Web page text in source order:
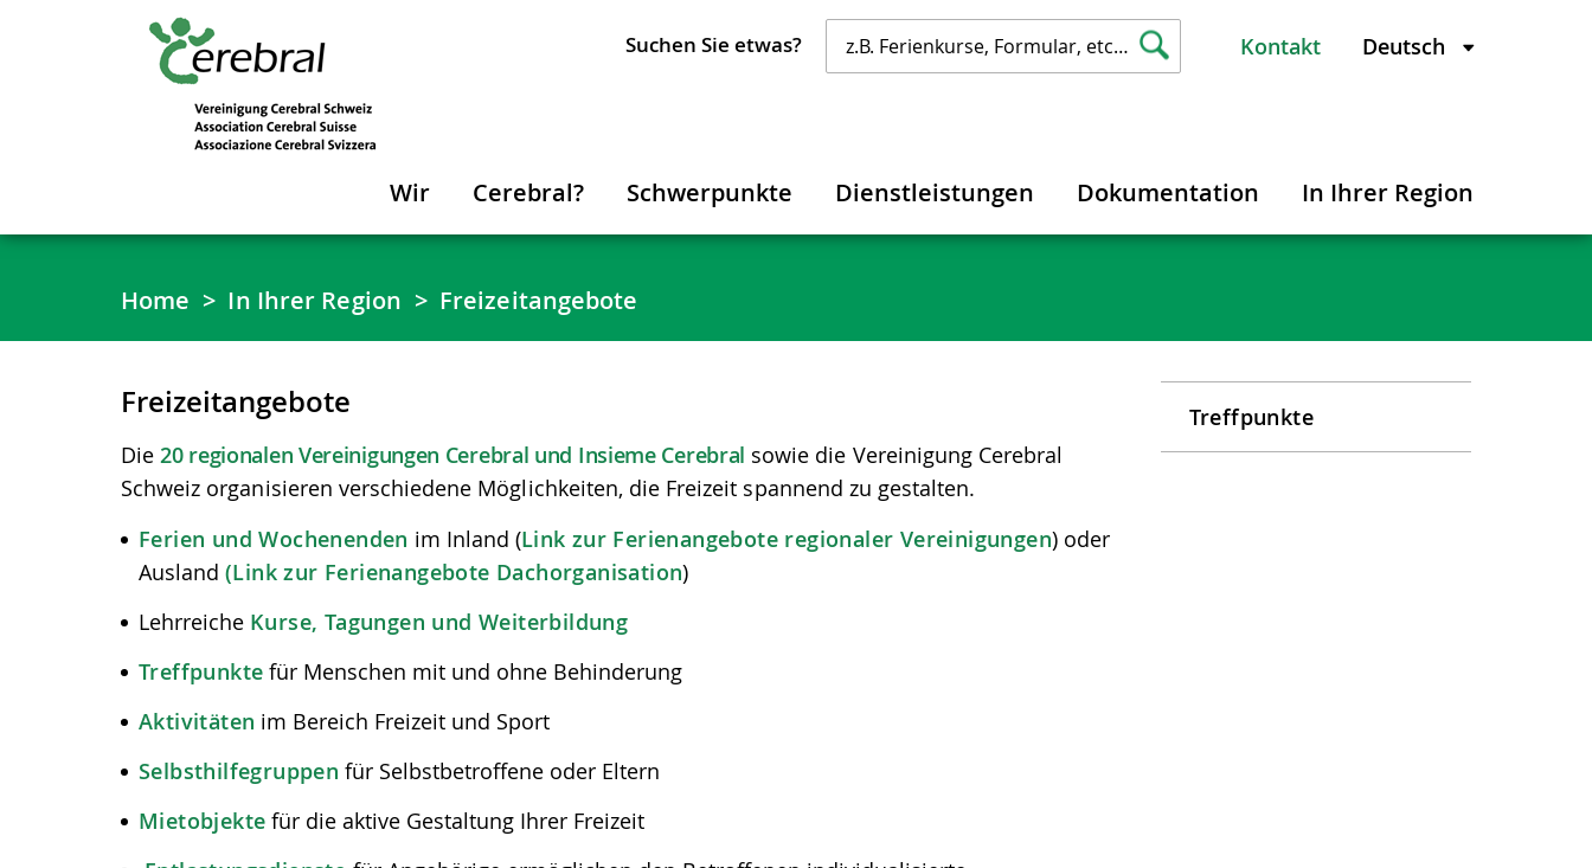
Suchen Sie etwas? Kontakt
Wir Cerebral? Schwerpunkte Dienstleistungen Dokumentation In Ihrer Region
Home In Ihrer Region Freizeitangebote
Freizeitangebote
Die20 regionalen Vereinigungen Cerebral und Insieme Cerebral sowie die Vereinigung Cerebral
Schweiz organisieren verschiedene Möglichkeiten, die Freizeit spannend zu gestalten.
Ferien und Wochenenden im Inland (Link zur Ferienangebote regionaler Vereinigungen) oder
Ausland (Link zur Ferienangebote Dachorganisation)
Lehrreiche Kurse, Tagungen und Weiterbildung
Treffpunkte für Menschen mit und ohne Behinderung
Aktivitäten im Bereich Freizeit und Sport
Selbsthilfegruppen für Selbstbetroffene oder Eltern
Mietobjekte für die aktive Gestaltung Ihrer Freizeit
Treffpunkte